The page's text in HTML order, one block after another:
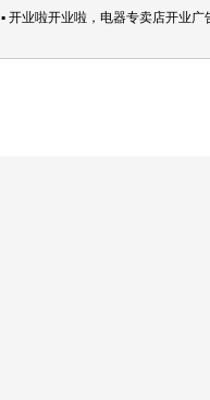
▪ 开业啦开业啦，电器专卖店开业广